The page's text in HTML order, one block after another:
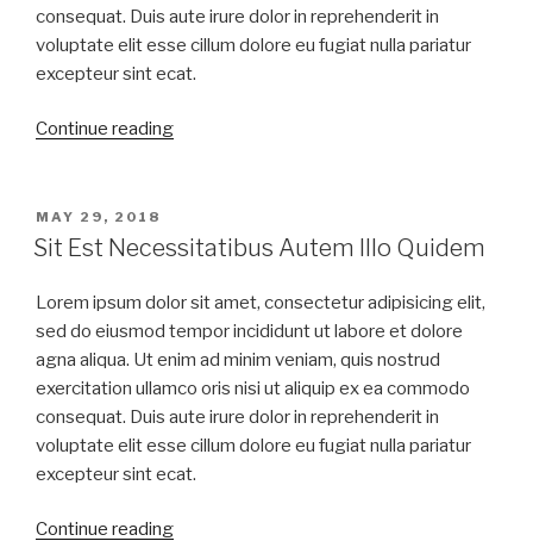
consequat. Duis aute irure dolor in reprehenderit in
voluptate elit esse cillum dolore eu fugiat nulla pariatur
excepteur sint ecat.
Continue reading
MAY 29, 2018
Sit Est Necessitatibus Autem Illo Quidem
Lorem ipsum dolor sit amet, consectetur adipisicing elit,
sed do eiusmod tempor incididunt ut labore et dolore
agna aliqua. Ut enim ad minim veniam, quis nostrud
exercitation ullamco oris nisi ut aliquip ex ea commodo
consequat. Duis aute irure dolor in reprehenderit in
voluptate elit esse cillum dolore eu fugiat nulla pariatur
excepteur sint ecat.
Continue reading